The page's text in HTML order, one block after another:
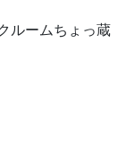
ルームちょっ蔵